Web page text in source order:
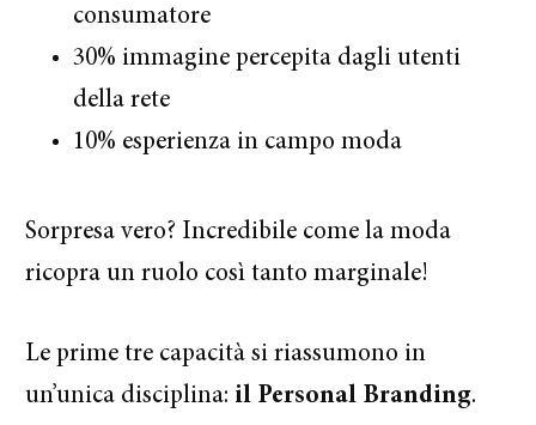
consumatore
30% immagine percepita dagli utenti
della rete
10% esperienza in campo moda
Sorpresa vero? Incredibile come la moda
ricopra un ruolo così tanto marginale!
Le prime tre capacità si riassumono in
un’unica disciplina: il Personal Branding.